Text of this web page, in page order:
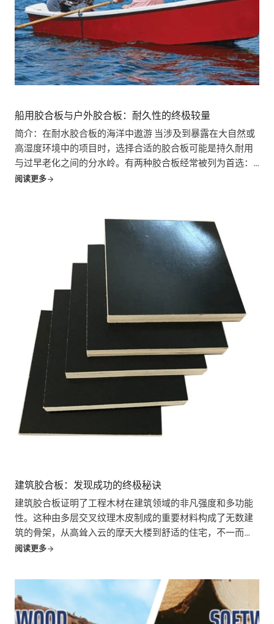
船用胶合板与户外胶合板：耐久性的终极较量
简介：在耐水胶合板的海洋中遨游 当涉及到暴露在大自然或
高湿度环境中的项目时，选择合适的胶合板可能是持久耐用
与过早老化之间的分水岭。有两种胶合板经常被列为首选：
船用胶合板和外墙胶合板。这两种胶合板都具有防潮性能，
阅读更多
建筑胶合板：发现成功的终极秘诀
建筑胶合板证明了工程木材在建筑领域的非凡强度和多功能
性。这种由多层交叉纹理木皮制成的重要材料构成了无数建
筑的骨架，从高耸入云的摩天大楼到舒适的住宅，不一而
足。它的广泛使用证明了它的适应性、经济性和纯粹的力
阅读更多